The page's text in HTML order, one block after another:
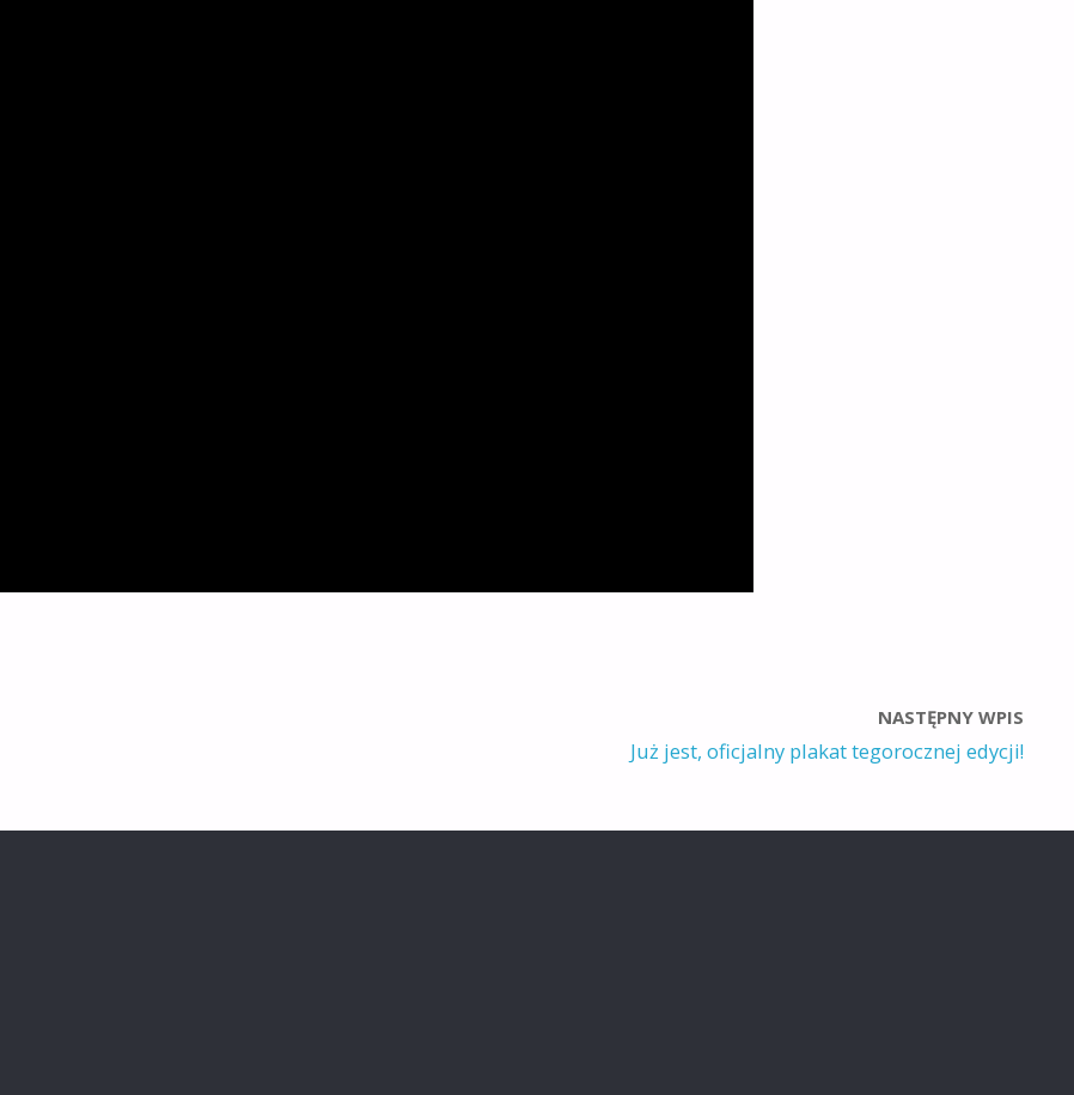
NASTĘPNY WPIS
Już jest, oficjalny plakat tegorocznej edycji!